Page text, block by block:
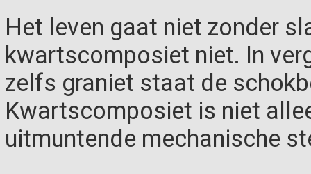
Het leven gaat niet zonder
kwartscomposiet niet. In
zelfs graniet staat de
Kwartscomposiet is niet
uitmuntende mechanische